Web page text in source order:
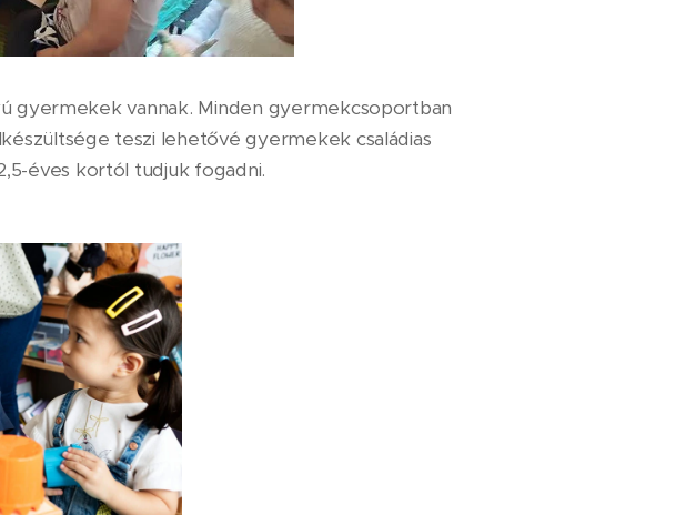
gyermekek vannak. Minden gyermekcsoportban
teszi lehetővé gyermekek családias
éves kortól tudjuk fogadni.